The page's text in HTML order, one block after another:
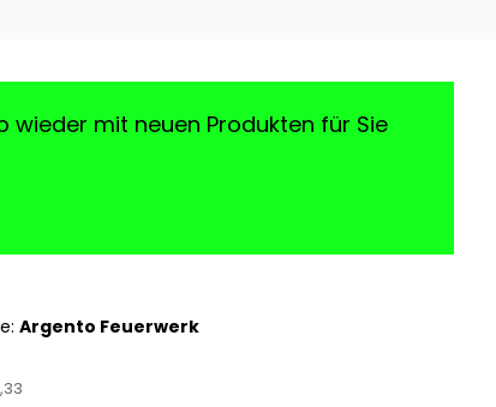
wieder mit neuen Produkten für Sie
Argento Feuerwerk